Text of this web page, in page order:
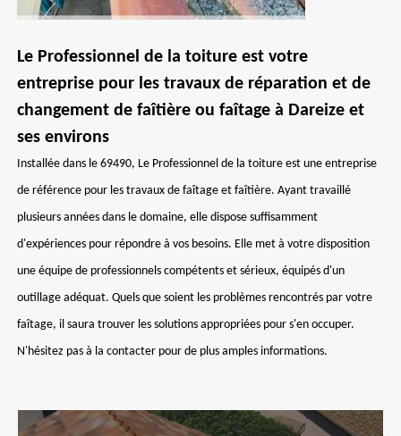
Le Professionnel de la toiture est votre
entreprise pour les travaux de réparation et de
changement de faîtière ou faîtage à Dareize et
ses environs
Installée dans le 69490, Le Professionnel de la toiture est une entreprise
de référence pour les travaux de faîtage et faîtière. Ayant travaillé
plusieurs années dans le domaine, elle dispose suffisamment
d'expériences pour répondre à vos besoins. Elle met à votre disposition
une équipe de professionnels compétents et sérieux, équipés d'un
outillage adéquat. Quels que soient les problèmes rencontrés par votre
faîtage, il saura trouver les solutions appropriées pour s'en occuper.
N'hésitez pas à la contacter pour de plus amples informations.